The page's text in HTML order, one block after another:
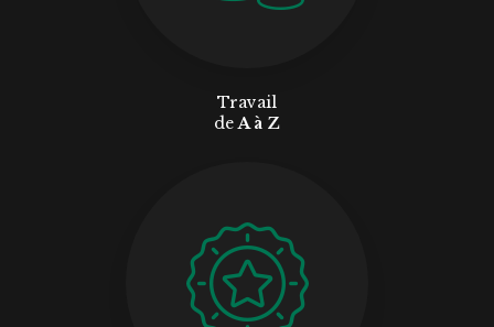
Travail
deA à Z